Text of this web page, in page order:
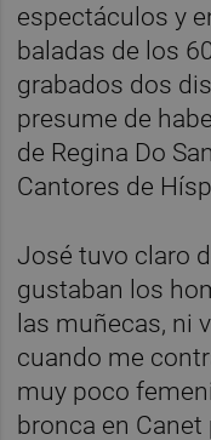
espectáculos y
baladas de los
grabados dos
presume de
de Regina Do
Cantores de
José tuvo claro
gustaban los
las muñecas, ni
cuando me
muy poco
bronca en